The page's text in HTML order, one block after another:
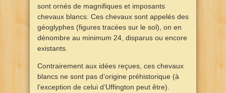
sont ornés de magnifiques et imposants
chevaux blancs. Ces chevaux sont appelés des
géoglyphes (figures tracées sur le sol), on en
dénombre au minimum 24, disparus ou encore
existants.
Contrairement aux idées reçues, ces chevaux
blancs ne sont pas d’origine préhistorique (à
l’exception de celui d’Uffington peut être).